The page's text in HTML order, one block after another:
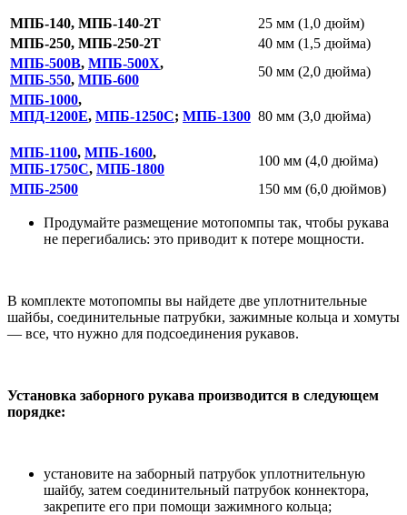
МПБ-140, МПБ-140-2Т
25 мм (1,0 дюйм)
МПБ-250, МПБ-250-2Т
40 мм (1,5 дюйма)
МПБ-500В, МПБ-500Х,
МПБ-550, МПБ-600
50 мм (2,0 дюйма)
МПБ-1000,
МПД-1200Е, МПБ-1250С; МПБ-1300 80 мм (3,0 дюйма)
МПБ-1100, МПБ-1600,
МПБ-1750С, МПБ-1800
100 мм (4,0 дюйма)
МПБ-2500
150 мм (6,0 дюймов)
Продумайте размещение мотопомпы так, чтобы рукава
не перегибались: это приводит к потере мощности.
В комплекте мотопомпы вы найдете две уплотнительные
шайбы, соединительные патрубки, зажимные кольца и хомуты
— все, что нужно для подсоединения рукавов.
Установка заборного рукава производится в следующем
порядке:
установите на заборный патрубок уплотнительную
шайбу, затем соединительный патрубок коннектора,
закрепите его при помощи зажимного кольца;